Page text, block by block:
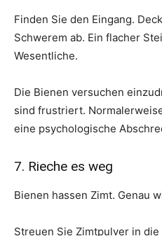
Finden Sie den Eingang.
Schwerem ab. Ein flacher
Wesentliche.
Die Bienen versuchen
sind frustriert.
eine psychologische
7. Rieche es weg
Bienen hassen Zimt. Genau
Streuen Sie Zimtpulver in